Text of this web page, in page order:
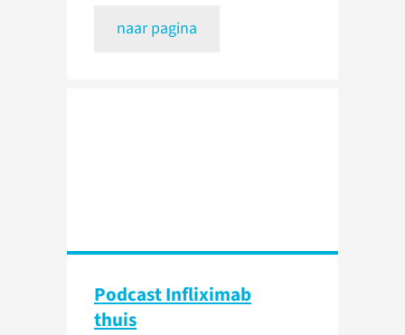
naar pagina
Podcast Infliximab
thuis